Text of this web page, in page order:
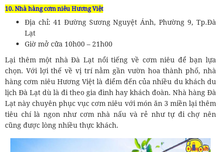
10. Nhà hàng cơm niêu Hương Việt
Địa chỉ: 41 Đường Sương Nguyệt Ánh, Phường 9, Tp.Đà
Lạt
Giờ mở cửa 10h00 – 21h00
Lại thêm một nhà Đà Lạt nổi tiếng về cơm niêu để bạn lựa
chọn. Với lợi thế về vị trí nằm gần vườn hoa thành phố, nhà
hàng cơm niêu Hương Việt là điểm đến của nhiều du khách du
lịch Đà Lạt dù là đi theo gia đình hay khách đoàn. Nhà hàng Đà
Lạt này chuyên phục vục cơm niêu với món ăn 3 miền lại thêm
tiêu chí là ngon như cơm nhà nấu và rẻ như tự đi chợ nên
cũng được lòng nhiều thực khách.